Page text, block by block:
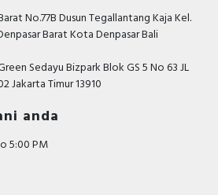
No.77B Dusun Tegallantang Kaja Kel.
Barat Kota Denpasar Bali
Sedayu Bizpark Blok GS 5 No 63 JL
Jakarta Timur 13910
anda
5:00 PM